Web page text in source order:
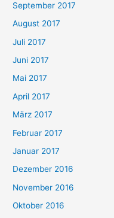
September 2017
August 2017
Juli 2017
Juni 2017
Mai 2017
April 2017
März 2017
Februar 2017
Januar 2017
Dezember 2016
November 2016
Oktober 2016